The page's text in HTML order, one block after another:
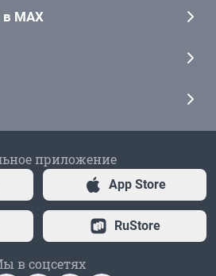
MAX
приложение
App Store
RuStore
в соцсетях